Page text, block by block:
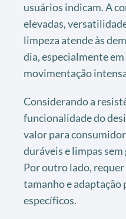
usuários indicam. A
elevadas,
limpeza atende às
dia, especialmente
movimentação
Considerando a
funcionalidade do
valor para
duráveis e limpas
Por outro lado,
tamanho e adaptação
específicos.